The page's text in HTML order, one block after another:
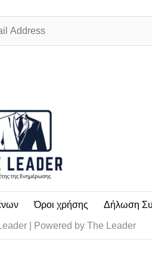
Όροι χρήσης Δήλωση
| Powered by The Leader